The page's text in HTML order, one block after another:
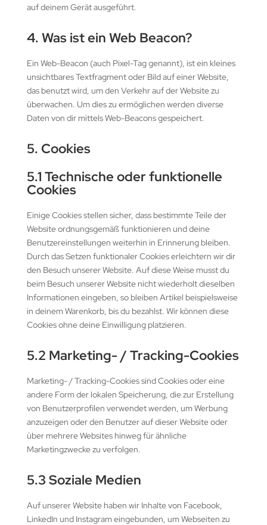
auf deinem Gerät ausgeführt.
4. Was ist ein Web Beacon?
Ein Web-Beacon (auch Pixel-Tag genannt), ist ein kleines
unsichtbares Textfragment oder Bild auf einer Website,
das benutzt wird, um den Verkehr auf der Website zu
überwachen. Um dies zu ermöglichen werden diverse
Daten von dir mittels Web-Beacons gespeichert.
5. Cookies
5.1 Technische oder funktionelle
Cookies
Einige Cookies stellen sicher, dass bestimmte Teile der
Website ordnungsgemäß funktionieren und deine
Benutzereinstellungen weiterhin in Erinnerung bleiben.
Durch das Setzen funktionaler Cookies erleichtern wir dir
den Besuch unserer Website. Auf diese Weise musst du
beim Besuch unserer Website nicht wiederholt dieselben
Informationen eingeben, so bleiben Artikel beispielsweise
in deinem Warenkorb, bis du bezahlst. Wir können diese
Cookies ohne deine Einwilligung platzieren.
5.2 Marketing- / Tracking-Cookies
Marketing- / Tracking-Cookies sind Cookies oder eine
andere Form der lokalen Speicherung, die zur Erstellung
von Benutzerprofilen verwendet werden, um Werbung
anzuzeigen oder den Benutzer auf dieser Website oder
über mehrere Websites hinweg für ähnliche
Marketingzwecke zu verfolgen.
5.3 Soziale Medien
Auf unserer Website haben wir Inhalte von Facebook,
LinkedIn und Instagram eingebunden, um Webseiten zu